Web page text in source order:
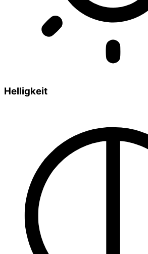
Helligkeit